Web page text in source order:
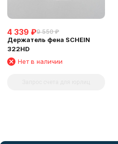
4 339 ₽9 550 ₽
Держатель фена SCHEIN
322HD
Нет в наличии